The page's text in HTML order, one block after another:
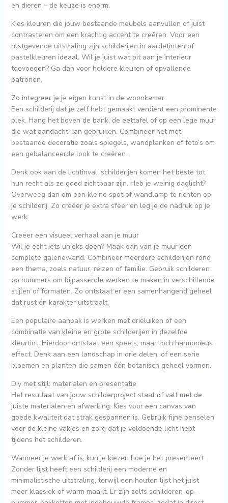
en dieren – de keuze is enorm.
Kies kleuren die jouw bestaande meubels aanvullen of juist
contrasteren om een krachtig accent te creëren. Voor een
rustgevende uitstraling zijn schilderijen in aardetinten of
pastelkleuren ideaal. Wil je juist wat pit aan je interieur
toevoegen? Ga dan voor heldere kleuren of opvallende
patronen.
Zo integreer je je eigen kunst in de woonkamer
Een schilderij dat je zelf hebt gemaakt verdient een prominente
plek. Hang het boven de bank, de eettafel of op een lege muur
die wat aandacht kan gebruiken. Combineer het met
bestaande decoratie zoals spiegels, wandplanken of foto’s om
een gebalanceerde look te creëren.
Denk ook aan de lichtinval: schilderijen komen het beste tot
hun recht als ze goed zichtbaar zijn. Heb je weinig daglicht?
Overweeg dan om een kleine spot of wandlamp te richten op
je schilderij. Zo creëer je extra sfeer en leg je de nadruk op je
werk.
Creëer een visueel verhaal aan je muur
Wil je echt iets unieks doen? Maak dan van je muur een
complete galeriewand. Combineer meerdere schilderijen rond
een thema, zoals natuur, reizen of familie. Gebruik schilderen
op nummers om bijpassende werken te maken in verschillende
stijlen of formaten. Zo ontstaat er een samenhangend geheel
dat rust én karakter uitstraalt.
Een populaire aanpak is werken met drieluiken of een
combinatie van kleine en grote schilderijen in dezelfde
kleurtint. Hierdoor ontstaat een speels, maar toch harmonieus
effect. Denk aan een landschap in drie delen, of een serie
bloemen en planten die samen één botanisch geheel vormen.
Diy met stijl: materialen en presentatie
Het resultaat van jouw schilderproject staat of valt met de
juiste materialen en afwerking. Kies voor een canvas van
goede kwaliteit dat strak gespannen is. Gebruik fijne penselen
voor de kleine vakjes en zorg dat je voldoende licht hebt
tijdens het schilderen.
Wanneer je werk af is, kun je kiezen hoe je het presenteert.
Zonder lijst heeft een schilderij een moderne en
minimalistische uitstraling, terwijl een houten lijst het juist
meer klassiek of warm maakt. Er zijn zelfs schilderen-op-